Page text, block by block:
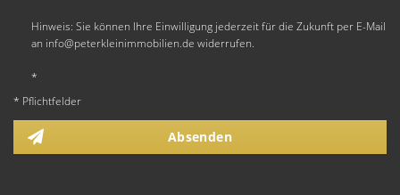
Hinweis: Sie können Ihre Einwilligung jederzeit für die Zukunft per E-Mail
an info@peterkleinimmobilien.de widerrufen.
*
* Pflichtfelder
Absenden